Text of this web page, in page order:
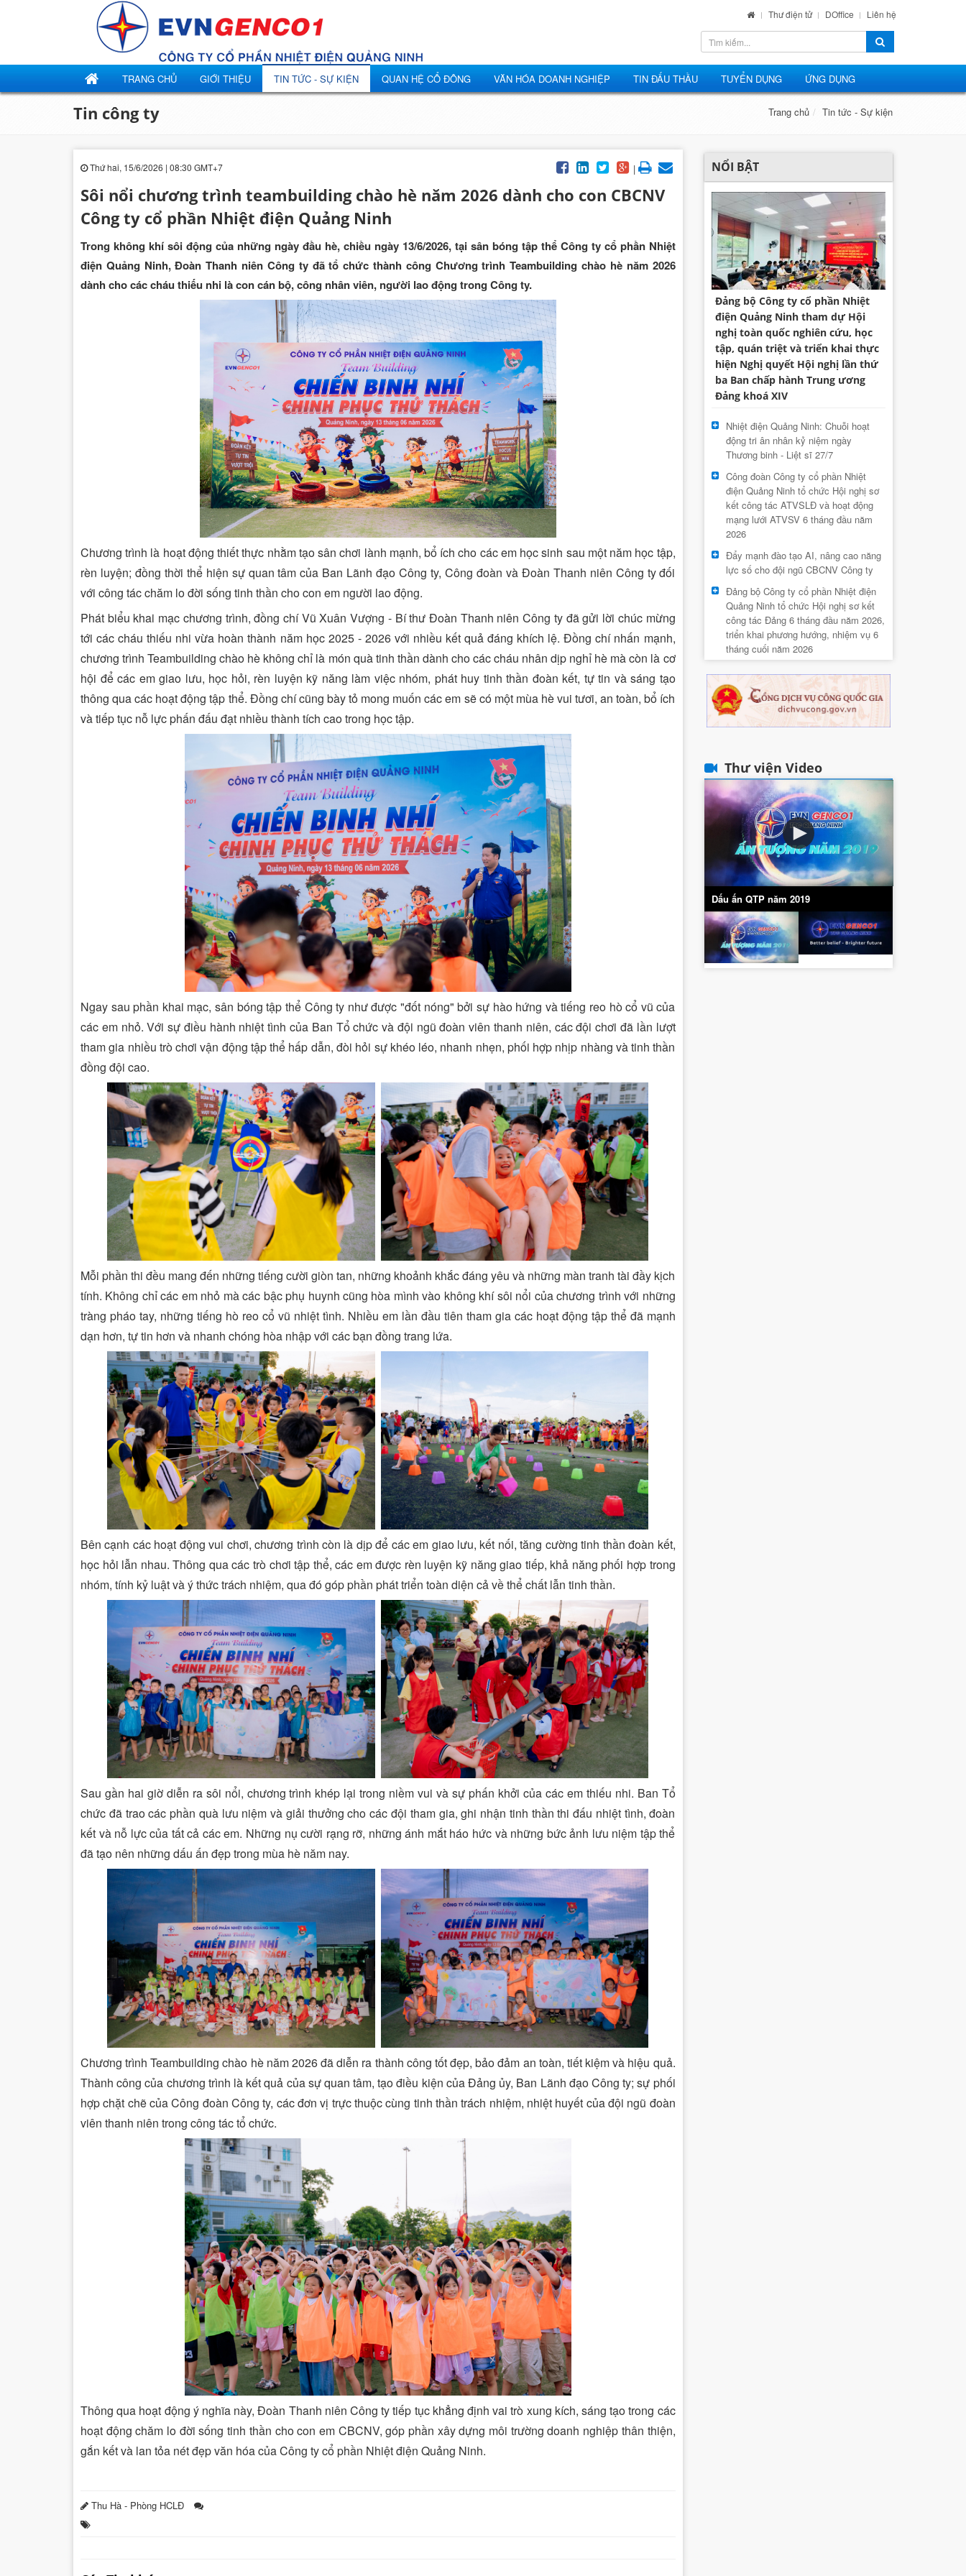
Thư điện tử DOffice Liên hệ
TRANG CHỦ GIỚI THIỆU TIN TỨC - SỰ KIỆN QUAN HỆ CỔ ĐÔNG VĂN HÓA DOANH NGHIỆP TIN ĐẤU THẦU TUYỂN DỤNG ỨNG DỤNG
Tin công ty Trang chủ Tin tức - Sự kiện
Thứ hai, 15/6/2026 | 08:30 GMT+7 |
Sôi nổi chương trình teambuilding chào hè năm 2026 dành cho con CBCNV
Công ty cổ phần Nhiệt điện Quảng Ninh
Trong không khí sôi động của những ngày đầu hè, chiều ngày 13/6/2026, tại sân bóng tập thể Công ty cổ phần Nhiệt
điện Quảng Ninh, Đoàn Thanh niên Công ty đã tổ chức thành công Chương trình Teambuilding chào hè năm 2026
dành cho các cháu thiếu nhi là con cán bộ, công nhân viên, người lao động trong Công ty.
Chương trình là hoạt động thiết thực nhằm tạo sân chơi lành mạnh, bổ ích cho các em học sinh sau một năm học tập,
rèn luyện; đồng thời thể hiện sự quan tâm của Ban Lãnh đạo Công ty, Công đoàn và Đoàn Thanh niên Công ty đối
với công tác chăm lo đời sống tinh thần cho con em người lao động.
Phát biểu khai mạc chương trình, đồng chí Vũ Xuân Vượng - Bí thư Đoàn Thanh niên Công ty đã gửi lời chúc mừng
tới các cháu thiếu nhi vừa hoàn thành năm học 2025 - 2026 với nhiều kết quả đáng khích lệ. Đồng chí nhấn mạnh,
chương trình Teambuilding chào hè không chỉ là món quà tinh thần dành cho các cháu nhân dịp nghỉ hè mà còn là cơ
hội để các em giao lưu, học hỏi, rèn luyện kỹ năng làm việc nhóm, phát huy tinh thần đoàn kết, tự tin và sáng tạo
thông qua các hoạt động tập thể. Đồng chí cũng bày tỏ mong muốn các em sẽ có một mùa hè vui tươi, an toàn, bổ ích
và tiếp tục nỗ lực phấn đấu đạt nhiều thành tích cao trong học tập.
Ngay sau phần khai mạc, sân bóng tập thể Công ty như được "đốt nóng" bởi sự hào hứng và tiếng reo hò cổ vũ của
các em nhỏ. Với sự điều hành nhiệt tình của Ban Tổ chức và đội ngũ đoàn viên thanh niên, các đội chơi đã lần lượt
tham gia nhiều trò chơi vận động tập thể hấp dẫn, đòi hỏi sự khéo léo, nhanh nhẹn, phối hợp nhịp nhàng và tinh thần
đồng đội cao.
Mỗi phần thi đều mang đến những tiếng cười giòn tan, những khoảnh khắc đáng yêu và những màn tranh tài đầy kịch
tính. Không chỉ các em nhỏ mà các bậc phụ huynh cũng hòa mình vào không khí sôi nổi của chương trình với những
tràng pháo tay, những tiếng hò reo cổ vũ nhiệt tình. Nhiều em lần đầu tiên tham gia các hoạt động tập thể đã mạnh
dạn hơn, tự tin hơn và nhanh chóng hòa nhập với các bạn đồng trang lứa.
Bên cạnh các hoạt động vui chơi, chương trình còn là dịp để các em giao lưu, kết nối, tăng cường tinh thần đoàn kết,
học hỏi lẫn nhau. Thông qua các trò chơi tập thể, các em được rèn luyện kỹ năng giao tiếp, khả năng phối hợp trong
nhóm, tính kỷ luật và ý thức trách nhiệm, qua đó góp phần phát triển toàn diện cả về thể chất lẫn tinh thần.
Sau gần hai giờ diễn ra sôi nổi, chương trình khép lại trong niềm vui và sự phấn khởi của các em thiếu nhi. Ban Tổ
chức đã trao các phần quà lưu niệm và giải thưởng cho các đội tham gia, ghi nhận tinh thần thi đấu nhiệt tình, đoàn
kết và nỗ lực của tất cả các em. Những nụ cười rạng rỡ, những ánh mắt háo hức và những bức ảnh lưu niệm tập thể
đã tạo nên những dấu ấn đẹp trong mùa hè năm nay.
Chương trình Teambuilding chào hè năm 2026 đã diễn ra thành công tốt đẹp, bảo đảm an toàn, tiết kiệm và hiệu quả.
Thành công của chương trình là kết quả của sự quan tâm, tạo điều kiện của Đảng ủy, Ban Lãnh đạo Công ty; sự phối
hợp chặt chẽ của Công đoàn Công ty, các đơn vị trực thuộc cùng tinh thần trách nhiệm, nhiệt huyết của đội ngũ đoàn
viên thanh niên trong công tác tổ chức.
Thông qua hoạt động ý nghĩa này, Đoàn Thanh niên Công ty tiếp tục khẳng định vai trò xung kích, sáng tạo trong các
hoạt động chăm lo đời sống tinh thần cho con em CBCNV, góp phần xây dựng môi trường doanh nghiệp thân thiện,
gắn kết và lan tỏa nét đẹp văn hóa của Công ty cổ phần Nhiệt điện Quảng Ninh.
Thu Hà - Phòng HCLĐ
NỔI BẬT
Đảng bộ Công ty cổ phần Nhiệt
điện Quảng Ninh tham dự Hội
nghị toàn quốc nghiên cứu, học
tập, quán triệt và triển khai thực
hiện Nghị quyết Hội nghị lần thứ
ba Ban chấp hành Trung ương
Đảng khoá XIV
Nhiệt điện Quảng Ninh: Chuỗi hoạt
động tri ân nhân kỷ niệm ngày
Thương binh - Liệt sĩ 27/7
Công đoàn Công ty cổ phần Nhiệt
điện Quảng Ninh tổ chức Hội nghị sơ
kết công tác ATVSLĐ và hoạt động
mạng lưới ATVSV 6 tháng đầu năm
2026
Đẩy mạnh đào tạo AI, nâng cao năng
lực số cho đội ngũ CBCNV Công ty
Đảng bộ Công ty cổ phần Nhiệt điện
Quảng Ninh tổ chức Hội nghị sơ kết
công tác Đảng 6 tháng đầu năm 2026,
triển khai phương hướng, nhiệm vụ 6
tháng cuối năm 2026
Thư viện Video
Dấu ấn QTP năm 2019